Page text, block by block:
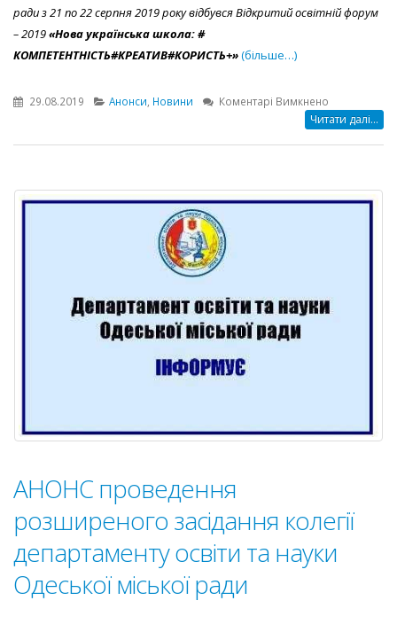
ради з 21 по 22 серпня 2019 року відбувся Відкритий освітній форум
– 2019«Нова українська школа: #
КОМПЕТЕНТНІСТЬ#КРЕАТИВ#КОРИСТЬ+»(більше…)
29.08.2019 Анонси Новини Коментарі Вимкнено
Підведено
форуму
–
Читати далі...
АНОНС проведення
розширеного засідання колегії
департаменту освіти та науки
Одеської міської ради